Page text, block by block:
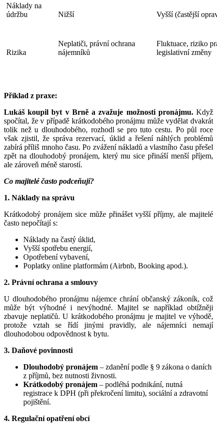
Náklady na
údržbu
Nižší Vyšší (častější
Rizika
Neplatiči, právní ochrana
nájemníků
Fluktuace, riziko
legislativní změny
Příklad z praxe:
Lukáš koupil byt v Brně a zvažuje možnosti pronájmu.Když
spočítal, že v případě krátkodobého pronájmu může vydělat dvakrát
tolik než u dlouhodobého, rozhodl se pro tuto cestu. Po půl roce
však zjistil, že správa rezervací, úklid a řešení náhlých problémů
zabírá příliš mnoho času. Po zvážení nákladů a vlastního času přešel
zpět na dlouhodobý pronájem, který mu sice přináší menší příjem,
ale zároveň méně starostí.
Co majitelé často podceňují?
1. Náklady na správu
Krátkodobý pronájem sice může přinášet vyšší příjmy, ale majitelé
často nepočítají s:
Náklady na častý úklid,
Vyšší spotřebu energií,
Opotřebení vybavení,
Poplatky online platformám (Airbnb, Booking apod.).
2. Právní ochrana a smlouvy
U dlouhodobého pronájmu nájemce chrání občanský zákoník, což
může být výhodné i nevýhodné. Majitel se například obtížněji
zbavuje neplatičů. U krátkodobého pronájmu je majitel ve výhodě,
protože vztah se řídí jinými pravidly, ale nájemníci nemají
dlouhodobou odpovědnost k bytu.
3. Daňové povinnosti
Dlouhodobý pronájem – zdanění podle § 9 zákona o daních
z příjmů, bez nutnosti živnosti.
Krátkodobý pronájem – podléhá podnikání, nutná
registrace k DPH (při překročení limitu), sociální a zdravotní
pojištění.
4. Regulační opatření obcí